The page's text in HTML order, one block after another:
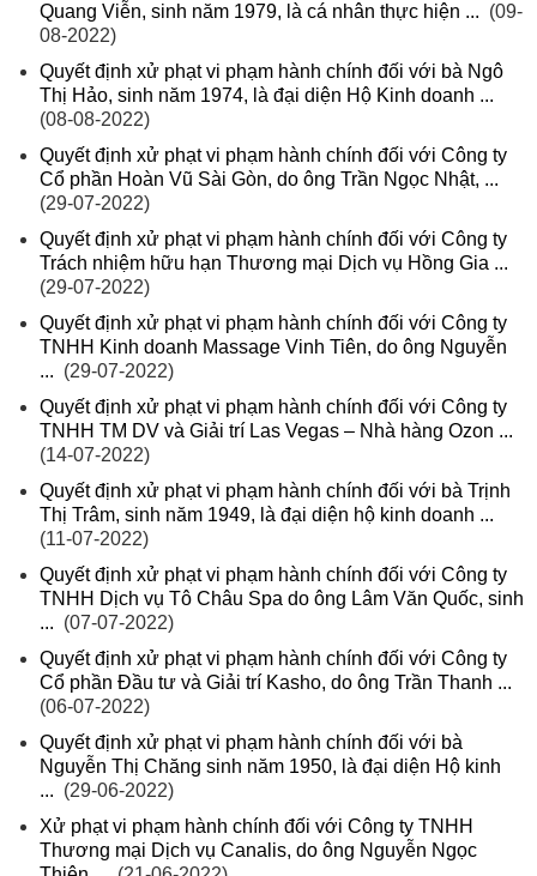
Quang Viễn, sinh năm 1979, là cá nhân thực hiện ... (09-
08-2022)
Quyết định xử phạt vi phạm hành chính đối với bà Ngô
Thị Hảo, sinh năm 1974, là đại diện Hộ Kinh doanh ...
(08-08-2022)
Quyết định xử phạt vi phạm hành chính đối với Công ty
Cổ phần Hoàn Vũ Sài Gòn, do ông Trần Ngọc Nhật, ...
(29-07-2022)
Quyết định xử phạt vi phạm hành chính đối với Công ty
Trách nhiệm hữu hạn Thương mại Dịch vụ Hồng Gia ...
(29-07-2022)
Quyết định xử phạt vi phạm hành chính đối với Công ty
TNHH Kinh doanh Massage Vinh Tiên, do ông Nguyễn
... (29-07-2022)
Quyết định xử phạt vi phạm hành chính đối với Công ty
TNHH TM DV và Giải trí Las Vegas – Nhà hàng Ozon ...
(14-07-2022)
Quyết định xử phạt vi phạm hành chính đối với bà Trịnh
Thị Trâm, sinh năm 1949, là đại diện hộ kinh doanh ...
(11-07-2022)
Quyết định xử phạt vi phạm hành chính đối với Công ty
TNHH Dịch vụ Tô Châu Spa do ông Lâm Văn Quốc, sinh
... (07-07-2022)
Quyết định xử phạt vi phạm hành chính đối với Công ty
Cổ phần Đầu tư và Giải trí Kasho, do ông Trần Thanh ...
(06-07-2022)
Quyết định xử phạt vi phạm hành chính đối với bà
Nguyễn Thị Chăng sinh năm 1950, là đại diện Hộ kinh
... (29-06-2022)
Xử phạt vi phạm hành chính đối với Công ty TNHH
Thương mại Dịch vụ Canalis, do ông Nguyễn Ngọc